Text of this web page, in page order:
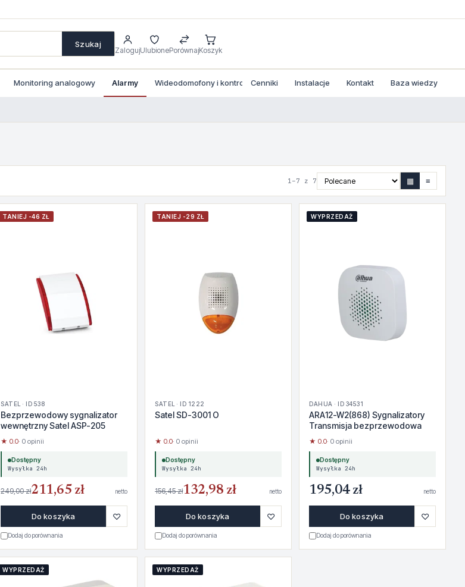
Szukaj
ZalogujUlubionePorównajKoszyk
Monitoring analogowy Alarmy Wideodomofony i kontrola dostepu
Cenniki Instalacje Kontakt Baza wiedzy
1–7 z 7 ▦ ≡
TANIEJ -46 ZŁ
SATEL · ID 538
Bezprzewodowy sygnalizator
wewnętrzny Satel ASP-205
★ 0.0· 0 opinii
Dostępny
Wysyłka 24h
249,00 zł211,65 zł netto
Do koszyka ♡
Dodaj do porównania
TANIEJ -29 ZŁ
SATEL · ID 1222
Satel SD-3001 O
★ 0.0· 0 opinii
Dostępny
Wysyłka 24h
156,45 zł132,98 zł netto
Do koszyka ♡
Dodaj do porównania
WYPRZEDAŻ
DAHUA · ID 34531
ARA12-W2(868) Sygnalizatory
Transmisja bezprzewodowa
★ 0.0· 0 opinii
Dostępny
Wysyłka 24h
195,04 zł netto
Do koszyka ♡
Dodaj do porównania
WYPRZEDAŻ WYPRZEDAŻ